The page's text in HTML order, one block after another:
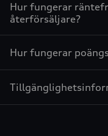
Hur fungerar
återförsäljare?
Hur fungerar